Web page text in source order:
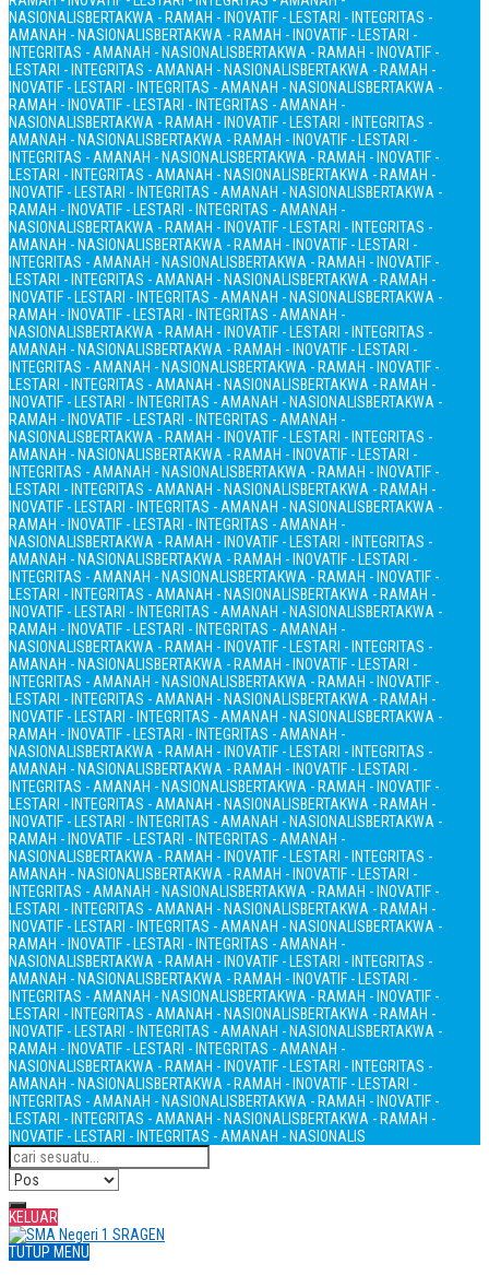
NASIONALISBERTAKWA - RAMAH - INOVATIF - LESTARI - INTEGRITAS -
AMANAH - NASIONALISBERTAKWA - RAMAH - INOVATIF - LESTARI -
INTEGRITAS - AMANAH - NASIONALISBERTAKWA - RAMAH - INOVATIF -
LESTARI - INTEGRITAS - AMANAH - NASIONALISBERTAKWA - RAMAH -
INOVATIF - LESTARI - INTEGRITAS - AMANAH - NASIONALISBERTAKWA -
RAMAH - INOVATIF - LESTARI - INTEGRITAS - AMANAH -
NASIONALISBERTAKWA - RAMAH - INOVATIF - LESTARI - INTEGRITAS -
AMANAH - NASIONALISBERTAKWA - RAMAH - INOVATIF - LESTARI -
INTEGRITAS - AMANAH - NASIONALISBERTAKWA - RAMAH - INOVATIF -
LESTARI - INTEGRITAS - AMANAH - NASIONALISBERTAKWA - RAMAH -
INOVATIF - LESTARI - INTEGRITAS - AMANAH - NASIONALISBERTAKWA -
RAMAH - INOVATIF - LESTARI - INTEGRITAS - AMANAH -
NASIONALISBERTAKWA - RAMAH - INOVATIF - LESTARI - INTEGRITAS -
AMANAH - NASIONALISBERTAKWA - RAMAH - INOVATIF - LESTARI -
INTEGRITAS - AMANAH - NASIONALISBERTAKWA - RAMAH - INOVATIF -
LESTARI - INTEGRITAS - AMANAH - NASIONALISBERTAKWA - RAMAH -
INOVATIF - LESTARI - INTEGRITAS - AMANAH - NASIONALISBERTAKWA -
RAMAH - INOVATIF - LESTARI - INTEGRITAS - AMANAH -
NASIONALISBERTAKWA - RAMAH - INOVATIF - LESTARI - INTEGRITAS -
AMANAH - NASIONALISBERTAKWA - RAMAH - INOVATIF - LESTARI -
INTEGRITAS - AMANAH - NASIONALISBERTAKWA - RAMAH - INOVATIF -
LESTARI - INTEGRITAS - AMANAH - NASIONALISBERTAKWA - RAMAH -
INOVATIF - LESTARI - INTEGRITAS - AMANAH - NASIONALISBERTAKWA -
RAMAH - INOVATIF - LESTARI - INTEGRITAS - AMANAH -
NASIONALISBERTAKWA - RAMAH - INOVATIF - LESTARI - INTEGRITAS -
AMANAH - NASIONALISBERTAKWA - RAMAH - INOVATIF - LESTARI -
INTEGRITAS - AMANAH - NASIONALISBERTAKWA - RAMAH - INOVATIF -
LESTARI - INTEGRITAS - AMANAH - NASIONALISBERTAKWA - RAMAH -
INOVATIF - LESTARI - INTEGRITAS - AMANAH - NASIONALISBERTAKWA -
RAMAH - INOVATIF - LESTARI - INTEGRITAS - AMANAH -
NASIONALISBERTAKWA - RAMAH - INOVATIF - LESTARI - INTEGRITAS -
AMANAH - NASIONALISBERTAKWA - RAMAH - INOVATIF - LESTARI -
INTEGRITAS - AMANAH - NASIONALISBERTAKWA - RAMAH - INOVATIF -
LESTARI - INTEGRITAS - AMANAH - NASIONALISBERTAKWA - RAMAH -
INOVATIF - LESTARI - INTEGRITAS - AMANAH - NASIONALISBERTAKWA -
RAMAH - INOVATIF - LESTARI - INTEGRITAS - AMANAH -
NASIONALISBERTAKWA - RAMAH - INOVATIF - LESTARI - INTEGRITAS -
AMANAH - NASIONALISBERTAKWA - RAMAH - INOVATIF - LESTARI -
INTEGRITAS - AMANAH - NASIONALISBERTAKWA - RAMAH - INOVATIF -
LESTARI - INTEGRITAS - AMANAH - NASIONALISBERTAKWA - RAMAH -
INOVATIF - LESTARI - INTEGRITAS - AMANAH - NASIONALISBERTAKWA -
RAMAH - INOVATIF - LESTARI - INTEGRITAS - AMANAH -
NASIONALISBERTAKWA - RAMAH - INOVATIF - LESTARI - INTEGRITAS -
AMANAH - NASIONALISBERTAKWA - RAMAH - INOVATIF - LESTARI -
INTEGRITAS - AMANAH - NASIONALISBERTAKWA - RAMAH - INOVATIF -
LESTARI - INTEGRITAS - AMANAH - NASIONALISBERTAKWA - RAMAH -
INOVATIF - LESTARI - INTEGRITAS - AMANAH - NASIONALISBERTAKWA -
RAMAH - INOVATIF - LESTARI - INTEGRITAS - AMANAH -
NASIONALISBERTAKWA - RAMAH - INOVATIF - LESTARI - INTEGRITAS -
AMANAH - NASIONALISBERTAKWA - RAMAH - INOVATIF - LESTARI -
INTEGRITAS - AMANAH - NASIONALISBERTAKWA - RAMAH - INOVATIF -
LESTARI - INTEGRITAS - AMANAH - NASIONALISBERTAKWA - RAMAH -
INOVATIF - LESTARI - INTEGRITAS - AMANAH - NASIONALISBERTAKWA -
RAMAH - INOVATIF - LESTARI - INTEGRITAS - AMANAH -
NASIONALISBERTAKWA - RAMAH - INOVATIF - LESTARI - INTEGRITAS -
AMANAH - NASIONALISBERTAKWA - RAMAH - INOVATIF - LESTARI -
INTEGRITAS - AMANAH - NASIONALISBERTAKWA - RAMAH - INOVATIF -
LESTARI - INTEGRITAS - AMANAH - NASIONALISBERTAKWA - RAMAH -
INOVATIF - LESTARI - INTEGRITAS - AMANAH - NASIONALISBERTAKWA -
RAMAH - INOVATIF - LESTARI - INTEGRITAS - AMANAH -
NASIONALISBERTAKWA - RAMAH - INOVATIF - LESTARI - INTEGRITAS -
AMANAH - NASIONALISBERTAKWA - RAMAH - INOVATIF - LESTARI -
INTEGRITAS - AMANAH - NASIONALISBERTAKWA - RAMAH - INOVATIF -
LESTARI - INTEGRITAS - AMANAH - NASIONALISBERTAKWA - RAMAH -
INOVATIF - LESTARI - INTEGRITAS - AMANAH - NASIONALIS
KELUAR
TUTUP MENU